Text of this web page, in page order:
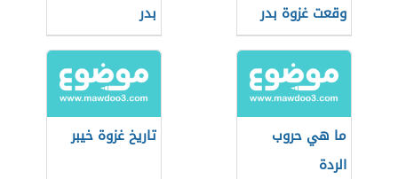
وقعت غزوة بدر
بدر
ما هي حروب
الردة
تاريخ غزوة خيبر